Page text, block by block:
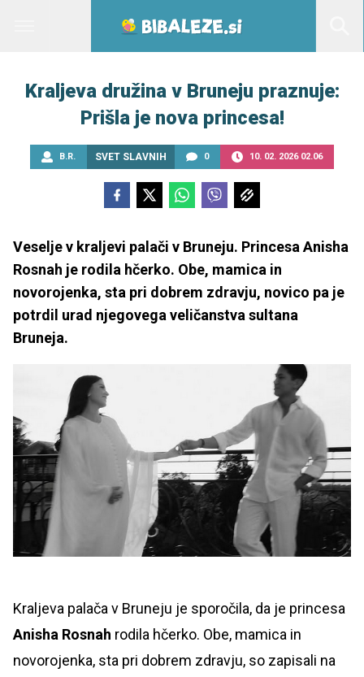
Kraljeva družina v Bruneju praznuje:
Prišla je nova princesa!
B.R. SVET SLAVNIH 0 10. 02. 2026 02.06
Veselje v kraljevi palači v Bruneju. Princesa Anisha
Rosnah je rodila hčerko. Obe, mamica in
novorojenka, sta pri dobrem zdravju, novico pa je
potrdil urad njegovega veličanstva sultana
Bruneja.
Kraljeva palača v Bruneju je sporočila, da je princesa
Anisha Rosnah rodila hčerko. Obe, mamica in
novorojenka, sta pri dobrem zdravju, so zapisali na